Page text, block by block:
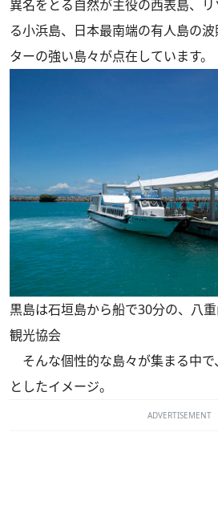
異名をとる自然が主役の西表島、
る小浜島、日本最南端の有人島の
ターの強い島々が点在しています。
黒島は石垣島から船で30分の、八
観光協会
そんな個性的な島々が集まる中で
としたイメージ。
ADVERTISEMENT